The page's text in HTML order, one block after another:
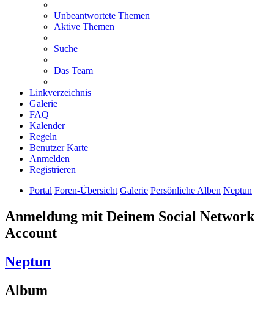
Unbeantwortete Themen
Aktive Themen
Suche
Das Team
Linkverzeichnis
Galerie
FAQ
Kalender
Regeln
Benutzer Karte
Anmelden
Registrieren
Portal Foren-Übersicht Galerie Persönliche Alben Neptun
Anmeldung mit Deinem Social Network
Account
Neptun
Album